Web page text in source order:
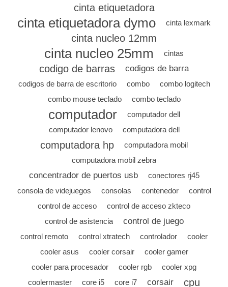
cinta etiquetadora
cinta etiquetadora dymo cinta lexmark
cinta nucleo 12mm
cinta nucleo 25mm cintas
codigo de barras codigos de barra
codigos de barra de escritorio combo
combo logitech
combo mouse teclado
combo teclado
computador
computador dell
computador lenovo
computadora dell
computadora hp
computadora mobil
computadora mobil zebra
concentrador de puertos usb
conectores rj45
consola de videjuegos
consolas contenedor
control
control de acceso
control de acceso zkteco
control de asistencia
control de juego
control remoto control xtratech controlador
cooler
cooler asus
cooler corsair
cooler gamer
cooler para procesador
cooler rgb
cooler xpg
coolermaster
core i5 core i7 corsair cpu